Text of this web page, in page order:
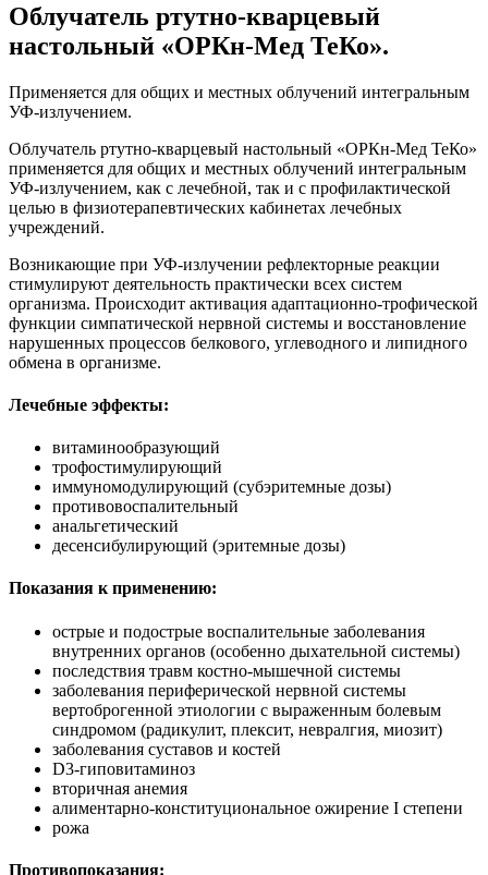
Облучатель ртутно-кварцевый
настольный «ОРКн-Мед ТеКо».
Применяется для общих и местных облучений интегральным
УФ-излучением.
Облучатель ртутно-кварцевый настольный «ОРКн-Мед ТеКо»
применяется для общих и местных облучений интегральным
УФ-излучением, как с лечебной, так и с профилактической
целью в физиотерапевтических кабинетах лечебных
учреждений.
Возникающие при УФ-излучении рефлекторные реакции
стимулируют деятельность практически всех систем
организма. Происходит активация адаптационно-трофической
функции симпатической нервной системы и восстановление
нарушенных процессов белкового, углеводного и липидного
обмена в организме.
Лечебные эффекты:
витаминообразующий
трофостимулирующий
иммуномодулирующий (субэритемные дозы)
противовоспалительный
анальгетический
десенсибулирующий (эритемные дозы)
Показания к применению:
острые и подострые воспалительные заболевания
внутренних органов (особенно дыхательной системы)
последствия травм костно-мышечной системы
заболевания периферической нервной системы
вертоброгенной этиологии с выраженным болевым
синдромом (радикулит, плексит, невралгия, миозит)
заболевания суставов и костей
D3-гиповитаминоз
вторичная анемия
алиментарно-конституциональное ожирение I степени
рожа
Противопоказания: